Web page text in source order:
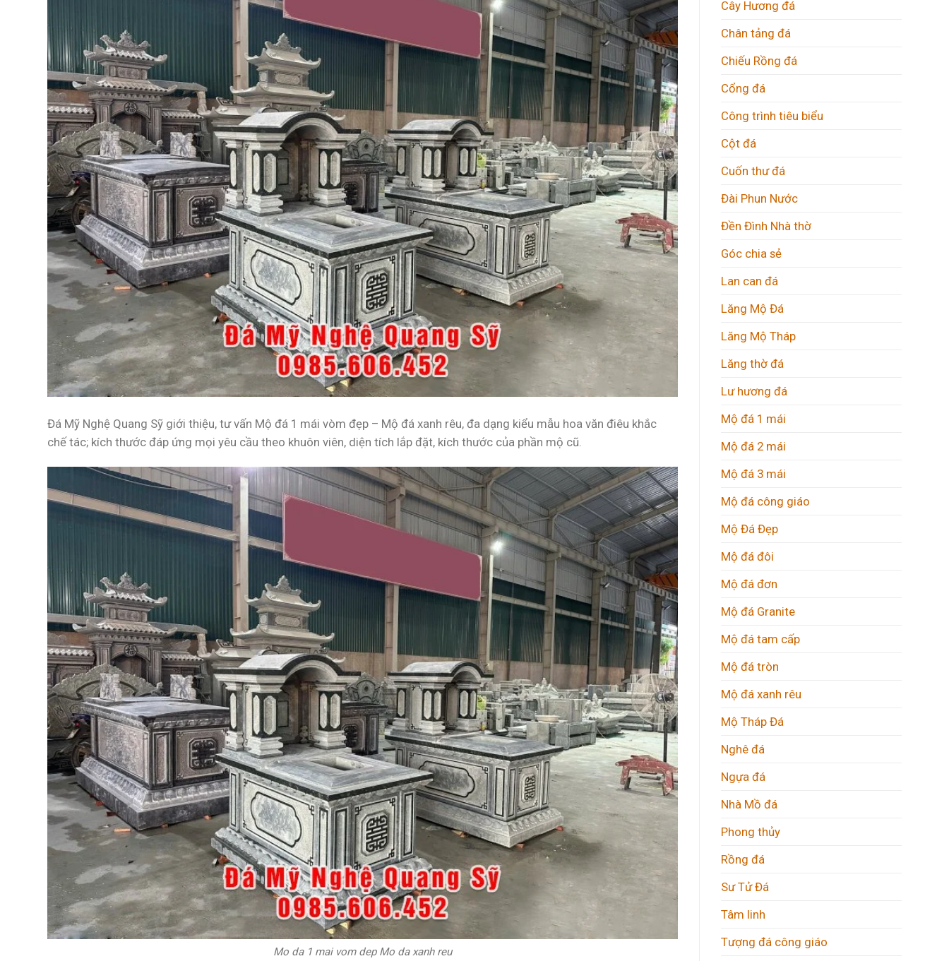
Đá Mỹ Nghệ Quang Sỹ giới thiệu, tư vấn Mộ đá 1 mái vòm đẹp – Mộ đá xanh rêu, đa dạng kiểu mẫu hoa văn điêu khắc
chế tác; kích thước đáp ứng mọi yêu cầu theo khuôn viên, diện tích lắp đặt, kích thước của phần mộ cũ.
Mo da 1 mai vom dep Mo da xanh reu
Cây Hương đá
Chân tảng đá
Chiếu Rồng đá
Cổng đá
Công trình tiêu biểu
Cột đá
Cuốn thư đá
Đài Phun Nước
Đền Đình Nhà thờ
Góc chia sẻ
Lan can đá
Lăng Mộ Đá
Lăng Mộ Tháp
Lăng thờ đá
Lư hương đá
Mộ đá 1 mái
Mộ đá 2 mái
Mộ đá 3 mái
Mộ đá công giáo
Mộ Đá Đẹp
Mộ đá đôi
Mộ đá đơn
Mộ đá Granite
Mộ đá tam cấp
Mộ đá tròn
Mộ đá xanh rêu
Mộ Tháp Đá
Nghê đá
Ngựa đá
Nhà Mồ đá
Phong thủy
Rồng đá
Sư Tử Đá
Tâm linh
Tượng đá công giáo